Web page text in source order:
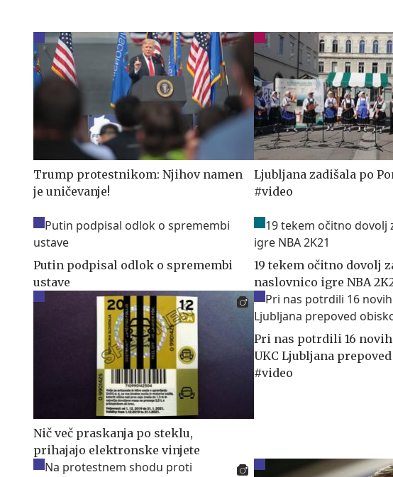
Trump protestnikom: Njihov namen
je uničevanje!
Ljubljana zadišala po
#video
Putin podpisal odlok o spremembi
ustave
19 tekem očitno dovolj
naslovnico igre NBA
Nič več praskanja po steklu,
prihajajo elektronske vinjete
Pri nas potrdili 16 novih
UKC Ljubljana
#video